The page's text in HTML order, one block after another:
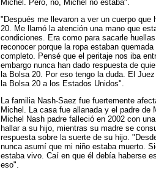
Michel. Pero, no, Michel no estaba".
"Después me llevaron a ver un cuerpo que
20. Me llamó la atención una mano que
condiciones. Era como para sacarle
reconocer porque la ropa estaban
completo. Pensé que el peritaje nos iba
embargo nunca han dado respuesta de
la Bolsa 20. Por eso tengo la duda. El
la Bolsa 20 a los Estados Unidos".
La familia Nash-Saez fue fuertemente
Michel. La casa fue allanada y el padre de
Michel Nash padre falleció en 2002 con
hallar a su hijo, mientras su madre se
respuesta sobre la suerte de su hijo.
nunca asumí que mi niño estaba muerto.
estaba vivo. Caí en que él debía haberse
eso".